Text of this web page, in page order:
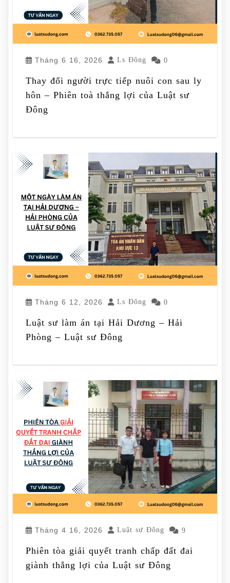
Tháng 6 16, 2026 Ls Đông 0
Thay đổi người trực tiếp nuôi con sau ly
hôn – Phiên toà thắng lợi của Luật sư
Đông
Tháng 6 12, 2026 Ls Đông 0
Luật sư làm án tại Hải Dương – Hải
Phòng – Luật sư Đông
Tháng 4 16, 2026 Luật sư Đông 9
Phiên tòa giải quyết tranh chấp đất đai
giành thắng lợi của Luật sư Đông